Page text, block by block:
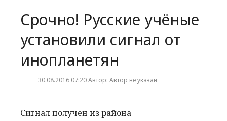
Городские события
Срочно! Русские учёные
установили сигнал от
инопланетян
30.08.2016 07:20 Автор: Автор не указан
Сигнал получен из района